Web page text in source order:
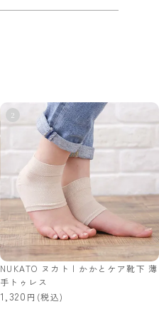
NUKATO ヌカト | かかとケア靴下 薄
手トゥレス
1,320 (税込)